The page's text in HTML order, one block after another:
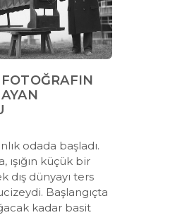
odada başladı.
ışığın küçük bir
dış dünyayı ters
Başlangıçta
kadar basit